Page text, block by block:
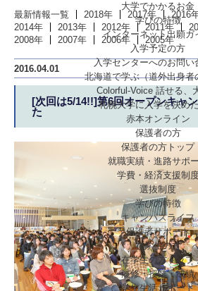
大学でかかるお金
学びの特徴
インターネット出願ガ
入学予定の方
入学センターへのお問い
北海道で学ぶ（道外出身者
Colorful-Voice 話せる、
札幌大学に入学を決め
赤本オンライン
保護者の方
保護者の方トップ
就職実績・進路サポ
学費・経済支援制
選抜制度
学びの特徴
キャンパスライフ
保護者サポート
在学生の方
在学生の方トップ
履修・授業・成績
学生生活サポート
最新情報一覧 2018年 2017年 2016
2014年
2013年 2012年 2011年
2008年
2007年 2006年 2005年
2016.04.01
[次回は5/14!!]第6回オープンキャ
た